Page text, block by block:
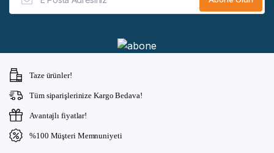
Taze ürünler!
Tüm siparişlerinize Kargo Bedava!
Avantajlı fiyatlar!
%100 Müşteri Memnuniyeti